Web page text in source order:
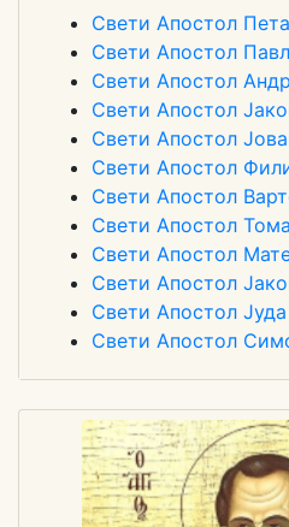
Свети Апостол
Свети Апостол
Свети Апостол
Свети Апостол
Свети Апостол
Свети Апостол
Свети Апостол
Свети Апостол Тома
Свети Апостол
Свети Апостол
Свети Апостол Јуда
Свети Апостол